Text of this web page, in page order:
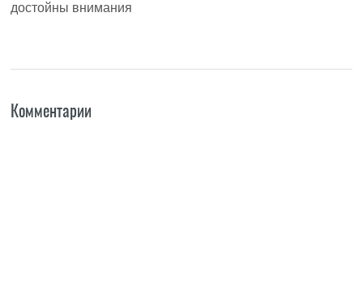
достойны внимания
Комментарии